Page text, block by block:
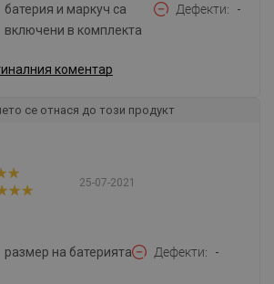
батерия и маркуч са
включени в комплекта
Дефекти -
коментар
се отнася до този продукт
25-07-2021
размер на батерията Дефекти -